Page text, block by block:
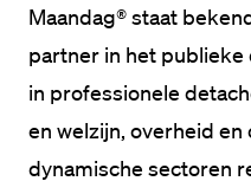
Maandag® staat
partner in het
in professionele
en welzijn, overheid en
dynamische sectoren